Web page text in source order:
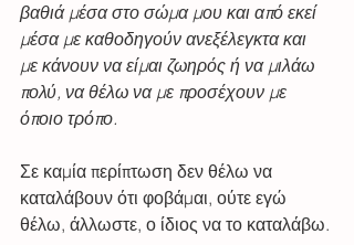
βαθιά μέσα στο σώμα μου και από εκεί
μέσα με καθοδηγούν ανεξέλεγκτα και
με κάνουν να είμαι ζωηρός ή να μιλάω
πολύ, να θέλω να με προσέχουν με
όποιο τρόπο.
Σε καμία περίπτωση δεν θέλω να
καταλάβουν ότι φοβάμαι, ούτε εγώ
θέλω, άλλωστε, ο ίδιος να το καταλάβω.